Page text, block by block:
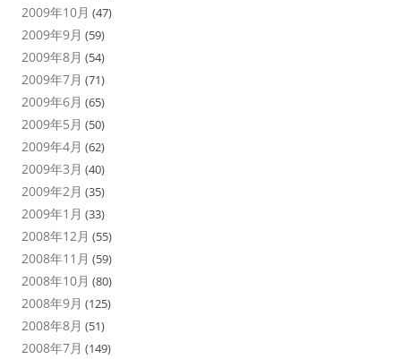
2009年10月 (47)
2009年9月 (59)
2009年8月 (54)
2009年7月 (71)
2009年6月 (65)
2009年5月 (50)
2009年4月 (62)
2009年3月 (40)
2009年2月 (35)
2009年1月 (33)
2008年12月 (55)
2008年11月 (59)
2008年10月 (80)
2008年9月 (125)
2008年8月 (51)
2008年7月 (149)